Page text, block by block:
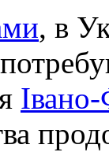
, в